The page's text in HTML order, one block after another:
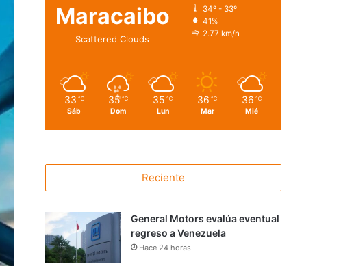
Maracaibo
Scattered Clouds
34º - 33º
41%
2.77 km/h
33 ℃
Sáb
35 ℃
Dom
35 ℃
Lun
36 ℃
Mar
36 ℃
Mié
Reciente
General Motors evalúa eventual
regreso a Venezuela
Hace 24 horas